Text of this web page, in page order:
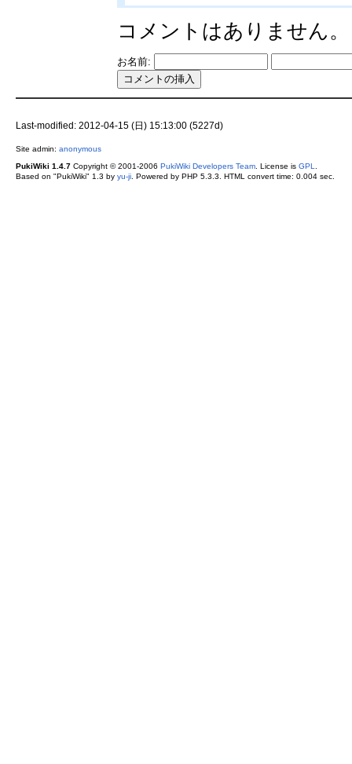
コメントはありません
お名前:
Last-modified: 2012-04-15 (日) 15:13:00 (5227d)
Site admin: anonymous
PukiWiki 1.4.7Copyright © 2001-2006 PukiWiki Developers Team. License is GPL
Based on "PukiWiki" 1.3 by yu-ji. Powered by PHP 5.3.3. HTML convert time: 0.004 sec.